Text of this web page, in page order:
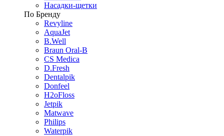
Насадки-щетки
По Бренду
Revyline
AquaJet
B.Well
Braun Oral-B
CS Medica
D.Fresh
Dentalpik
Donfeel
H2oFloss
Jetpik
Matwave
Philips
Waterpik